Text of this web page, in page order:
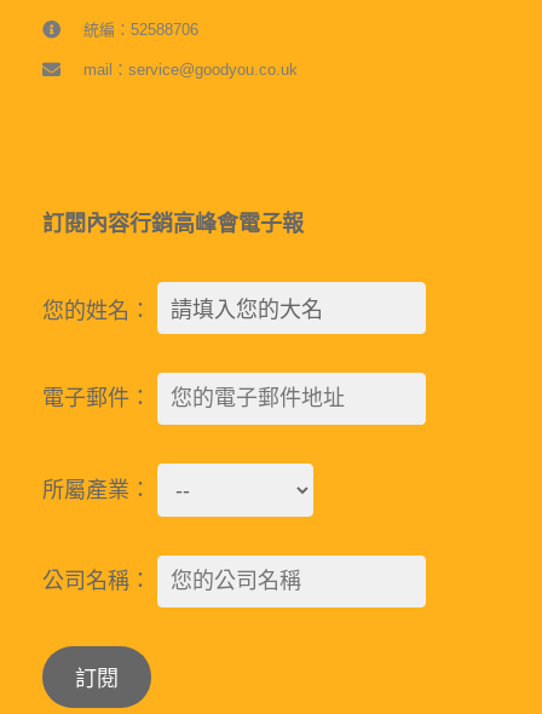
統編：52588706
mail：service@goodyou.co.uk
訂閱內容行銷高峰會電子報
您的姓名：
電子郵件：
所屬產業：
公司名稱：